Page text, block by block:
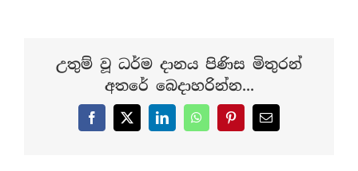
උතුම් වූ ධර්ම දානය පිණිස මිතුරන්
අතරේ බෙදාහරින්න...
Facebook
X LinkedInWhatsAppPinterestEmail